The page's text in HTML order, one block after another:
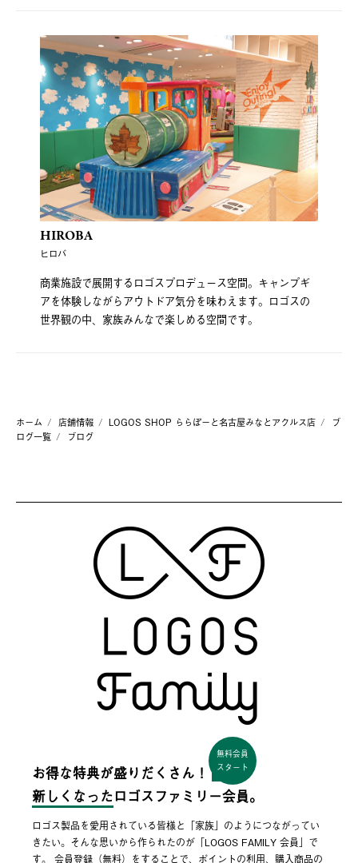
HIROBA
ヒロバ
商業施設で展開するロゴスプロデュース空間。キャンプギ
アを体験しながらアウトドア気分を味わえます。ロゴスの
世界観の中、家族みんなで楽しめる空間です。
ホーム 店舗情報 LOGOS SHOP ららぽーと名古屋みなとアクルス店
ブ
ログ一覧
ブログ
お得な特典が盛りだくさん！
無料会員
スタート
新しくなった ロゴスファミリー会員。
ロゴス製品を愛用されている皆様と「家族」のようにつながってい
きたい。そんな思いから作られたのが「LOGOS FAMILY 会員」で
す。 会員登録（無料）をすることで、ポイントの利用、購入商品の